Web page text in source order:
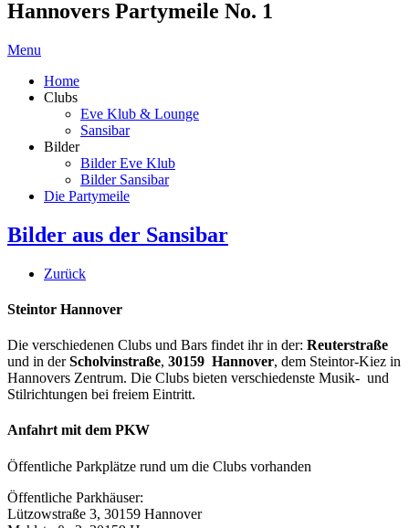
Hannovers Partymeile No. 1
Menu
Home
Clubs
Eve Klub & Lounge
Sansibar
Bilder
Bilder Eve Klub
Bilder Sansibar
Die Partymeile
Bilder aus der Sansibar
Zurück
Steintor Hannover
Die verschiedenen Clubs und Bars findet ihr in der: Reuterstraße
und in derScholvinstraße, 30159 Hannover, dem Steintor-Kiez in
Hannovers Zentrum. Die Clubs bieten verschiedenste Musik- und
Stilrichtungen bei freiem Eintritt.
Anfahrt mit dem PKW
Öffentliche Parkplätze rund um die Clubs vorhanden
Öffentliche Parkhäuser:
Lützowstraße 3, 30159 Hannover